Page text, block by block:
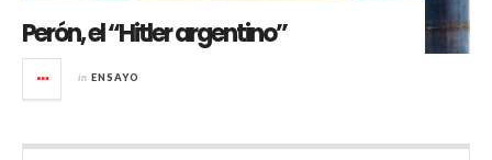
Perón, el “Hitler argentino”
in ENSAYO